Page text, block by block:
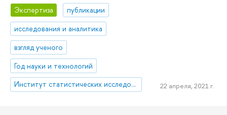
Экспертиза
публикации
исследования и аналитика
взгляд ученого
Год науки и технологий
Институт статистических исследований и экономики знаний
22 апреля, 2021 г.